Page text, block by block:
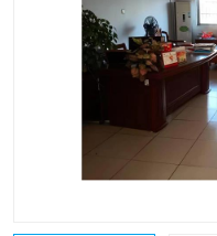
校园消杀
害虫防治